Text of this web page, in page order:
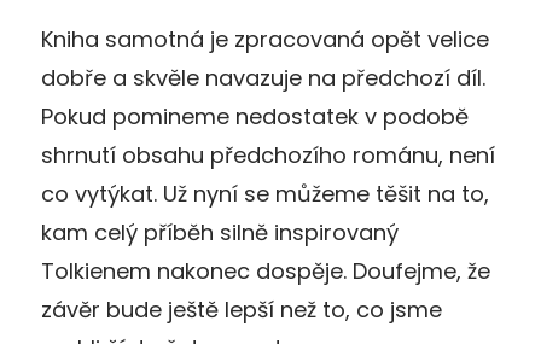
Kniha samotná je zpracovaná opět velice
dobře a skvěle navazuje na předchozí díl.
Pokud pomineme nedostatek v podobě
shrnutí obsahu předchozího románu, není
co vytýkat. Už nyní se můžeme těšit na to,
kam celý příběh silně inspirovaný
Tolkienem nakonec dospěje. Doufejme, že
závěr bude ještě lepší než to, co jsme